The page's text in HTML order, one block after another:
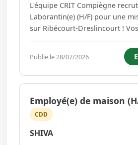
L'équipe CRIT Compiègne
Laborantin(e) (H/F) pour une
sur Ribécourt-Dreslincourt ! Vos principales
contrôles réalisés - Rassembler
enregistrements nécessaires
fabrication et à la traçabilité ...
Publie le 28/07/2026
Employé(e) de maison
CDD
SHIVA